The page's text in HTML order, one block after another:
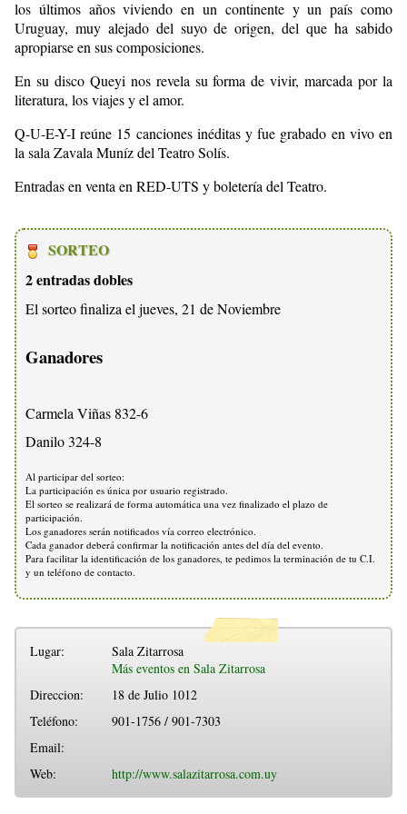
los últimos años viviendo en un continente y un país como
Uruguay, muy alejado del suyo de origen, del que ha sabido
apropiarse en sus composiciones.
En su disco Queyi nos revela su forma de vivir, marcada por la
literatura, los viajes y el amor.
Q-U-E-Y-I reúne 15 canciones inéditas y fue grabado en vivo en
la sala Zavala Muníz del Teatro Solís.
Entradas en venta en RED-UTS y boletería del Teatro.
SORTEO
2 entradas dobles
El sorteo finaliza el jueves, 21 de Noviembre
Ganadores
Carmela Viñas 832-6
Danilo 324-8
Al participar del sorteo:
La participación es única por usuario registrado.
El sorteo se realizará de forma automática una vez finalizado el plazo de
participación.
Los ganadores serán notificados vía correo electrónico.
Cada ganador deberá confirmar la notificación antes del día del evento.
Para facilitar la identificación de los ganadores, te pedimos la terminación de tu C.I.
y un teléfono de contacto.
Lugar:
Sala Zitarrosa
Más eventos en Sala Zitarrosa
Direccion:
18 de Julio 1012
Teléfono:
901-1756 / 901-7303
Email:
Web:
http://www.salazitarrosa.com.uy